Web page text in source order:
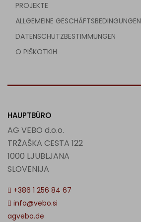
PROJEKTE
ALLGEMEINE GESCHÄFTSBEDINGUNGEN
DATENSCHUTZBESTIMMUNGEN
O PIŠKOTKIH
HAUPTBÜRO
AG VEBO d.o.o.
TRŽAŠKA CESTA 122
1000 LJUBLJANA
SLOVENIJA
+386 1 256 84 67
info@vebo.si
agvebo.de